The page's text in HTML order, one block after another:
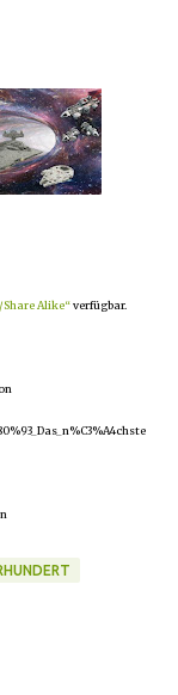
Alike“verfügbar.